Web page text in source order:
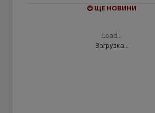
ЩЕ НОВИНИ
Load...
Загрузка...